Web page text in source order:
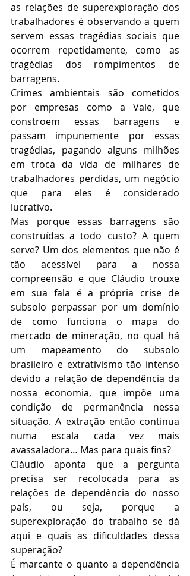
as relações de superexploração dos
trabalhadores é observando a quem
servem essas tragédias sociais que
ocorrem repetidamente, como as
tragédias dos rompimentos de
barragens.
Crimes ambientais são cometidos
por empresas como a Vale, que
constroem essas barragens e
passam impunemente por essas
tragédias, pagando alguns milhões
em troca da vida de milhares de
trabalhadores perdidas, um negócio
que para eles é considerado
lucrativo.
Mas porque essas barragens são
construídas a todo custo? A quem
serve? Um dos elementos que não é
tão acessível para a nossa
compreensão e que Cláudio trouxe
em sua fala é a própria crise de
subsolo perpassar por um domínio
de como funciona o mapa do
mercado de mineração, no qual há
um mapeamento do subsolo
brasileiro e extrativismo tão intenso
devido a relação de dependência da
nossa economia, que impõe uma
condição de permanência nessa
situação. A extração então continua
numa escala cada vez mais
avassaladora… Mas para quais fins?
Cláudio aponta que a pergunta
precisa ser recolocada para as
relações de dependência do nosso
país, ou seja, porque a
superexploração do trabalho se dá
aqui e quais as dificuldades dessa
superação?
É marcante o quanto a dependência